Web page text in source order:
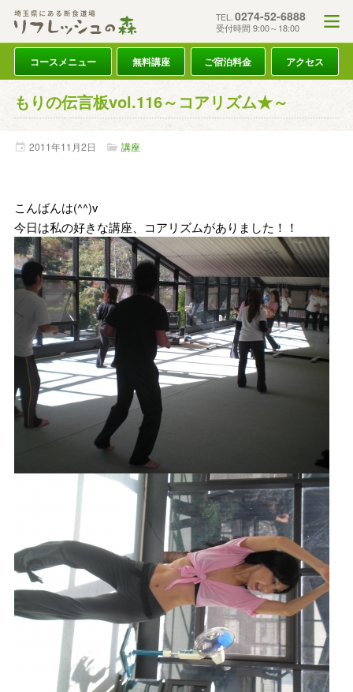
TEL. 0274-52-6888
受付時間 9:00～18:00
コースメニュー 無料講座 ご宿泊料金 アクセス
もりの伝言板vol.116～コアリズム★～
2011年11月2日 講座
こんばんは(^^)v
今日は私の好きな講座、コアリズムがありました！！